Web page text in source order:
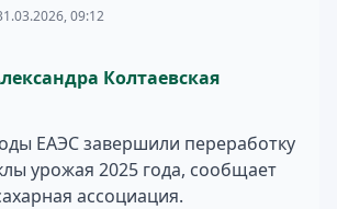
09:12
Колтаевская
ЕАЭС завершили переработку
урожая 2025 года, сообщает
ассоциация.